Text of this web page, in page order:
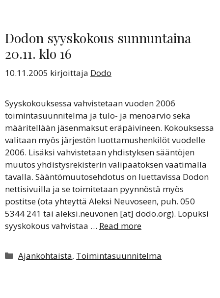
Dodon syyskokous sunnuntaina
20.11. klo 16
10.11.2005 kirjoittaja Dodo
Syyskokouksessa vahvistetaan vuoden 2006
toimintasuunnitelma ja tulo- ja menoarvio sekä
määritellään jäsenmaksut eräpäivineen. Kokouksessa
valitaan myös järjestön luottamushenkilöt vuodelle
2006. Lisäksi vahvistetaan yhdistyksen sääntöjen
muutos yhdistysrekisterin välipäätöksen vaatimalla
tavalla. Sääntömuutosehdotus on luettavissa Dodon
nettisivuilla ja se toimitetaan pyynnöstä myös
postitse (ota yhteyttä Aleksi Neuvoseen, puh. 050
5344 241 tai aleksi.neuvonen [at] dodo.org). Lopuksi
syyskokous vahvistaa … Read more
Kategoriat
Ajankohtaista, Toimintasuunnitelma